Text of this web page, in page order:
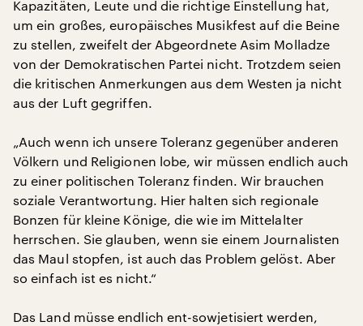
Kapazitäten, Leute und die richtige Einstellung hat,
um ein großes, europäisches Musikfest auf die Beine
zu stellen, zweifelt der Abgeordnete Asim Molladze
von der Demokratischen Partei nicht. Trotzdem seien
die kritischen Anmerkungen aus dem Westen ja nicht
aus der Luft gegriffen.
„Auch wenn ich unsere Toleranz gegenüber anderen
Völkern und Religionen lobe, wir müssen endlich auch
zu einer politischen Toleranz finden. Wir brauchen
soziale Verantwortung. Hier halten sich regionale
Bonzen für kleine Könige, die wie im Mittelalter
herrschen. Sie glauben, wenn sie einem Journalisten
das Maul stopfen, ist auch das Problem gelöst. Aber
so einfach ist es nicht.“
Das Land müsse endlich ent-sowjetisiert werden,